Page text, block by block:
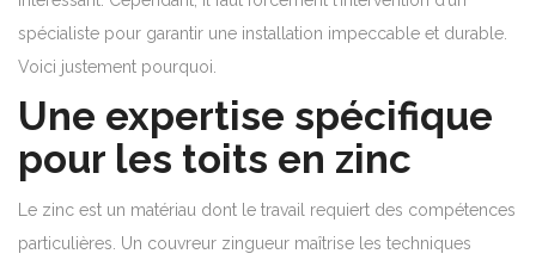
spécialiste pour garantir une installation impeccable et durable.
Voici justement pourquoi.
Une expertise spécifique
pour les toits en zinc
Le zinc est un matériau dont le travail requiert des compétences
particulières. Un couvreur zingueur maîtrise les techniques